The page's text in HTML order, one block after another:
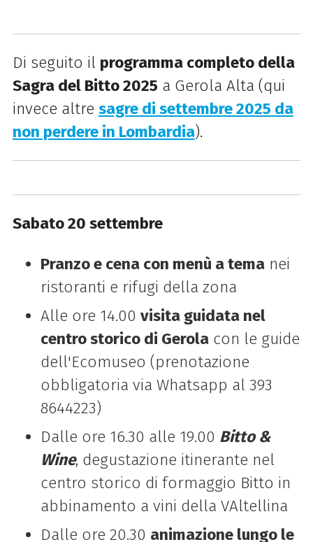
Di seguito il programma completo della
Sagra del Bitto 2025 a Gerola Alta (qui
invece altre sagre di settembre 2025 da
non perdere in Lombardia).
Sabato 20 settembre
Pranzo e cena con menù a temanei
ristoranti e rifugi della zona
Alle ore 14.00 visita guidata nel
centro storico di Gerolacon le guide
dell'Ecomuseo (prenotazione
obbligatoria via Whatsapp al 393
8644223)
Dalle ore 16.30 alle 19.00 Bitto &
Wine, degustazione itinerante nel
centro storico di formaggio Bitto in
abbinamento a vini della VAltellina
Dalle ore 20.30 animazione lungo le